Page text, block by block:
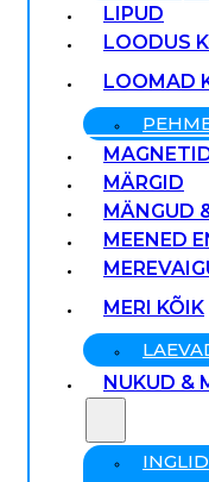
LIPUD
LOODUS
LOOMAD
MÄRGID
MÄNGUD
MEENED
MERI KÕIK
NUKUD &
INGLID